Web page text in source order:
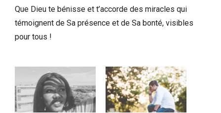
Que Dieu te bénisse et t’accorde des miracles qui
témoignent de Sa présence et de Sa bonté, visibles
pour tous !